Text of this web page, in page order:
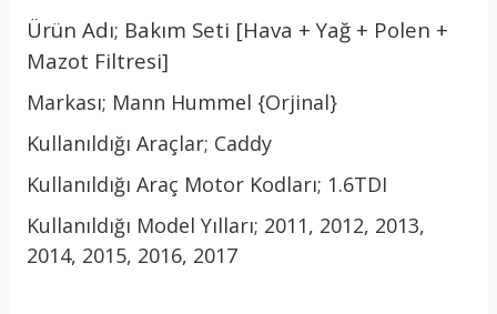
Ürün Adı; Bakım Seti [Hava + Yağ + Polen +
Mazot Filtresi]
Markası; Mann Hummel {Orjinal}
Kullanıldığı Araçlar; Caddy
Kullanıldığı Araç Motor Kodları; 1.6TDI
Kullanıldığı Model Yılları; 2011, 2012, 2013,
2014, 2015, 2016, 2017